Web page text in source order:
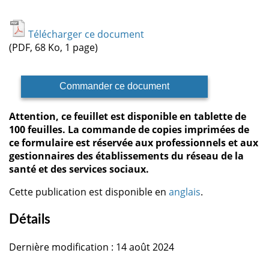
Télécharger ce document
(PDF, 68 Ko, 1 page)
Commander ce document
Attention, ce feuillet est disponible en tablette de
100 feuilles. La commande de copies imprimées de
ce formulaire est réservée aux professionnels et aux
gestionnaires des établissements du réseau de la
santé et des services sociaux.
Cette publication est disponible en anglais.
Détails
Dernière modification : 14 août 2024